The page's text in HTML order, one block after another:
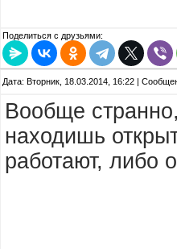
Поделиться с друзьями:
Дата: Вторник, 18.03.2014, 16:22 |
Вообще
находишь
работают, либо